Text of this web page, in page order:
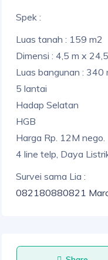
Spek :
Luas tanah : 159 m2
Dimensi : 4,5 m x
Luas bangunan : 340
5 lantai
Hadap Selatan
HGB
Harga Rp. 12M nego.
4 line telp, Daya
Survei sama Lia :
082180880821